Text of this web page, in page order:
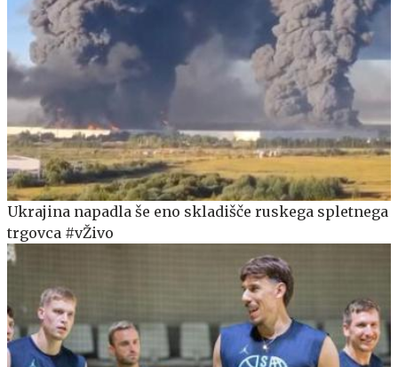
Ukrajina napadla še eno skladišče ruskega spletnega
trgovca #vŽivo